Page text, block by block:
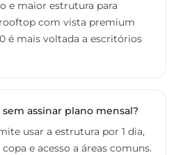
e maior estrutura para
com vista premium
é mais voltada a escritórios
sem assinar plano mensal?
usar a estrutura por 1 dia,
e acesso a áreas comuns.